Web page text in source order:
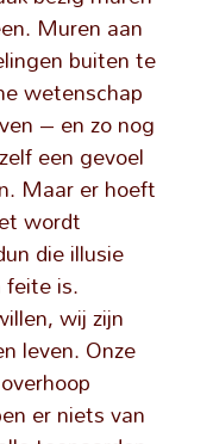
Muren aan
buiten te
wetenschap
– en zo nog
een gevoel
Maar er hoeft
wordt
die illusie
is.
wij zijn
leven. Onze
er niets van